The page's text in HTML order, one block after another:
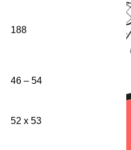
188
46 – 54
52 x 53